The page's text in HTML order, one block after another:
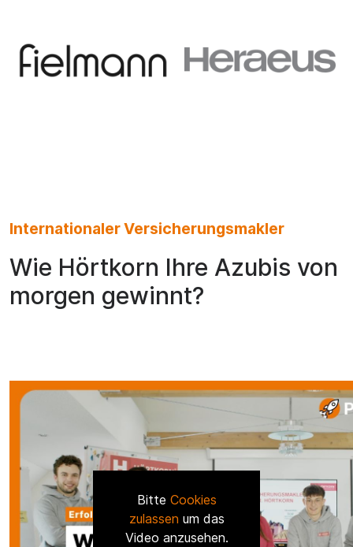
Internationaler Versicherungsmakler
Wie Hörtkorn Ihre Azubis von
morgen gewinnt?
Bitte Cookies
zulassen um das
Video anzusehen.